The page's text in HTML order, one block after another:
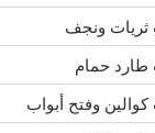
ثريات ونجف
طارد حمام
وفتح أبواب